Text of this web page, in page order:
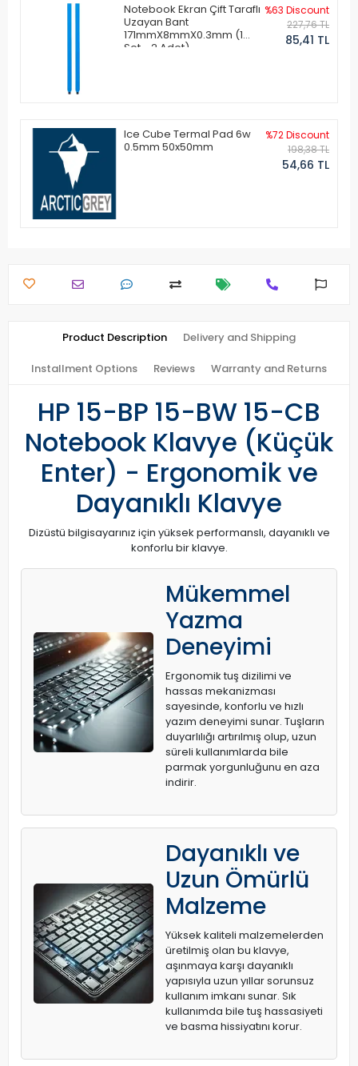
Notebook Ekran Çift Taraflı
Uzayan Bant
171mmX8mmX0.3mm (1
Set - 2 Adet)
%63 Discount
227,76 TL
85,41 TL
Ice Cube Termal Pad 6w
0.5mm 50x50mm
%72 Discount
198,38 TL
54,66 TL
Product Description Delivery and Shipping
Installment Options Reviews Warranty and Returns
HP 15-BP 15-BW 15-CB
Notebook Klavye (Küçük
Enter) - Ergonomik ve
Dayanıklı Klavye
Dizüstü bilgisayarınız için yüksek performanslı, dayanıklı ve
konforlu bir klavye.
Mükemmel
Yazma
Deneyimi
Ergonomik tuş dizilimi ve
hassas mekanizması
sayesinde, konforlu ve hızlı
yazım deneyimi sunar. Tuşların
duyarlılığı artırılmış olup, uzun
süreli kullanımlarda bile
parmak yorgunluğunu en aza
indirir.
Dayanıklı ve
Uzun Ömürlü
Malzeme
Yüksek kaliteli malzemelerden
üretilmiş olan bu klavye,
aşınmaya karşı dayanıklı
yapısıyla uzun yıllar sorunsuz
kullanım imkanı sunar. Sık
kullanımda bile tuş hassasiyeti
ve basma hissiyatını korur.